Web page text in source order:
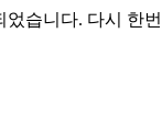
었습니다. 다시 한